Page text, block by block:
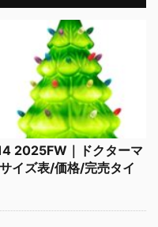
2025FW｜ドクターマ
イズ表/価格/完売タイ